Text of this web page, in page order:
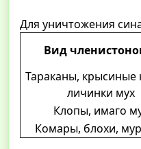
Для уничтожения
Вид
Тараканы, крысиные
личинки мух
Клопы, имаго
Комары, блохи,